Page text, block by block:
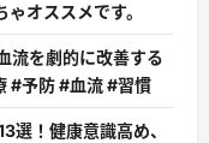
オススメです。
流を劇的に改善する
#予防 #血流 #習慣
選！健康意識高め、